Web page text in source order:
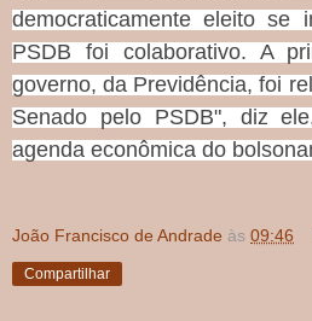
democraticamente eleito se
PSDB foi colaborativo. A
governo, da Previdência, foi
Senado pelo PSDB", diz
agenda econômica do
João Francisco de Andrade às 09:46
Compartilhar